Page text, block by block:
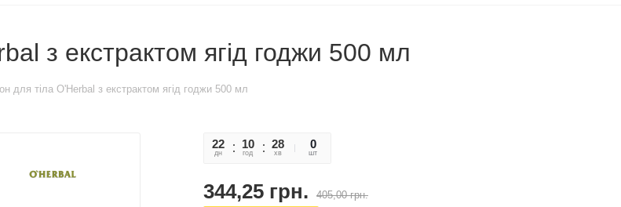
з екстрактом ягід годжи 500 мл
для тіла O'Herbal з екстрактом ягід годжи 500 мл
22
дн
10
год
28
хв
44
сек
0
шт
344,25 грн. 405,00грн.